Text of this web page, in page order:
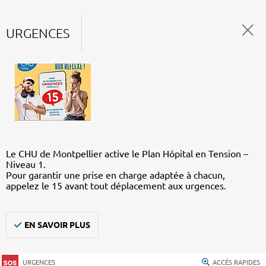
URGENCES
Le CHU de Montpellier active le Plan Hôpital en Tension –
Niveau 1.
Pour garantir une prise en charge adaptée à chacun,
appelez le 15 avant tout déplacement aux urgences.
EN SAVOIR PLUS
URGENCES ACCÈS RAPIDES